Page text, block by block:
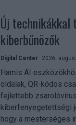
Új technikákkal
kiberbűnözők
Digital Center 2026.
Hamis AI
oldalak, QR-kódos
fejlettebb
kiberfenyegetettségi
hogy a mesterséges